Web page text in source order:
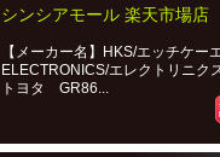
シンシアモール 楽天市場店
【メーカー名】HKS/エッチケー
ELECTRONICS/エレクトリニク
トヨタ GR86...